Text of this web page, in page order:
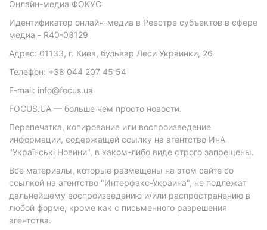
Онлайн-медиа ФОКУС
Идентификатор онлайн-медиа в Реестре субъектов в сфере
медиа - R40-03129
Адрес: 01133, г. Киев, бульвар Леси Украинки, 26
Телефон: +38 044 207 45 54
E-mail: info@focus.ua
FOCUS.UA — больше чем просто новости.
Перепечатка, копирование или воспроизведение
информации, содержащей ссылку на агентство ИнА
"Українські Новини", в каком-либо виде строго запрещены.
Все материалы, которые размещены на этом сайте со
ссылкой на агентство "Интерфакс-Украина", не подлежат
дальнейшему воспроизведению и/или распространению в
любой форме, кроме как с письменного разрешения
агентства.